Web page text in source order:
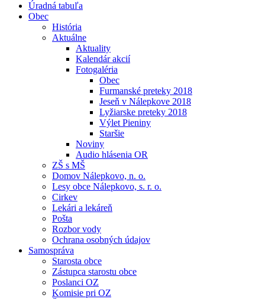
Úradná tabuľa
Obec
História
Aktuálne
Aktuality
Kalendár akcií
Fotogaléria
Obec
Furmanské preteky 2018
Jeseň v Nálepkove 2018
Lyžiarske preteky 2018
Výlet Pieniny
Staršie
Noviny
Audio hlásenia OR
ZŠ s MŠ
Domov Nálepkovo, n. o.
Lesy obce Nálepkovo, s. r. o.
Cirkev
Lekári a lekáreň
Pošta
Rozbor vody
Ochrana osobných údajov
Samospráva
Starosta obce
Zástupca starostu obce
Poslanci OZ
Komisie pri OZ